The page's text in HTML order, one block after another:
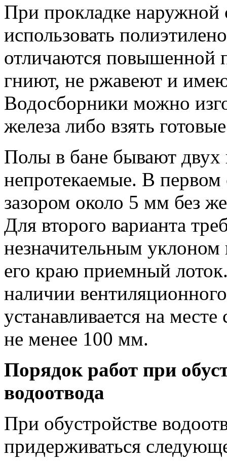
При прокладке наружной
использовать
отличаются повышенной
гниют, не ржавеют и
Водосборники можно
железа либо взять
Полы в бане бывают двух
непротекаемые. В первом
зазором около 5 мм без
Для второго варианта
незначительным уклоном
его краю приемный
наличии
устанавливается на
не менее 100 мм.
Порядок работ при
водоотвода
При обустройстве
придерживаться